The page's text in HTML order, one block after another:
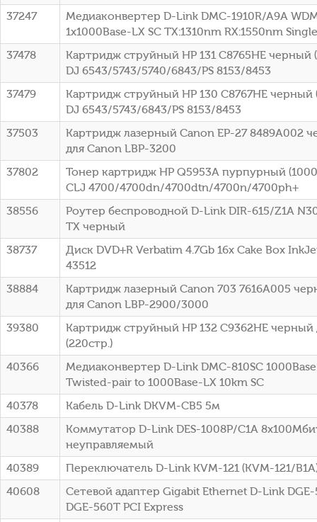
37247
Медиаконвертер D-Link DMC-1910R/A9A
1x1000Base-LX SC ТХ:1310nm RX:1550nm
37478
Картридж струйный HP 131 C8765HE черный
DJ 6543/5743/5740/6843/PS 8153/8453
37479
Картридж струйный HP 130 C8767HE черный
DJ 6543/5743/6843/PS 8153/8453
37503
Картридж лазерный Canon EP-27 8489A002
для Canon LBP-3200
37802
Тонер картридж HP Q5953A пурпурный
CLJ 4700/4700dn/4700dtn/4700n/4700ph+
38556
Роутер беспроводной D-Link DIR-615/Z1A
TX черный
38737
Диск DVD+R Verbatim 4.7Gb 16x Cake Box
43512
38884
Картридж лазерный Canon 703 7616A005
для Canon LBP-2900/3000
39380
Картридж струйный HP 132 C9362HE черный
(220стр.)
40366
Медиаконвертер D-Link DMC-810SC
Twisted-pair to 1000Base-LX 10km SC
40378
Кабель D-Link DKVM-CB5 5м
40388
Коммутатор D-Link DES-1008P/C1A
неуправляемый
40389
Переключатель D-Link KVM-121 (KVM-121/
40608
Сетевой адаптер Gigabit Ethernet D-Link DGE-
DGE-560T PCI Express